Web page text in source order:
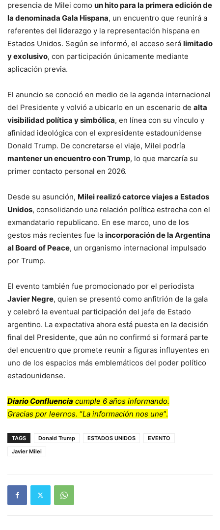
presencia de Milei como un hito para la primera edición de
la denominada Gala Hispana, un encuentro que reunirá a
referentes del liderazgo y la representación hispana en
Estados Unidos. Según se informó, el acceso será limitado
y exclusivo, con participación únicamente mediante
aplicación previa.
El anuncio se conoció en medio de la agenda internacional
del Presidente y volvió a ubicarlo en un escenario de alta
visibilidad política y simbólica, en línea con su vínculo y
afinidad ideológica con el expresidente estadounidense
Donald Trump. De concretarse el viaje, Milei podría
mantener un encuentro con Trump, lo que marcaría su
primer contacto personal en 2026.
Desde su asunción, Milei realizó catorce viajes a Estados
Unidos, consolidando una relación política estrecha con el
exmandatario republicano. En ese marco, uno de los
gestos más recientes fue la incorporación de la Argentina
al Board of Peace, un organismo internacional impulsado
por Trump.
El evento también fue promocionado por el periodista
Javier Negre, quien se presentó como anfitrión de la gala
y celebró la eventual participación del jefe de Estado
argentino. La expectativa ahora está puesta en la decisión
final del Presidente, que aún no confirmó si formará parte
del encuentro que promete reunir a figuras influyentes en
uno de los espacios más emblemáticos del poder político
estadounidense.
Diario Confluencia cumple 6 años informando.
Gracias por leernos. “La información nos une”.
TAGS Donald Trump ESTADOS UNIDOS
EVENTO
Javier Milei